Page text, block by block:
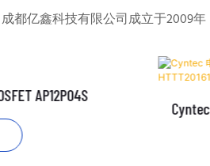
成都亿鑫科技有限公司成立于2009
AP12P04S